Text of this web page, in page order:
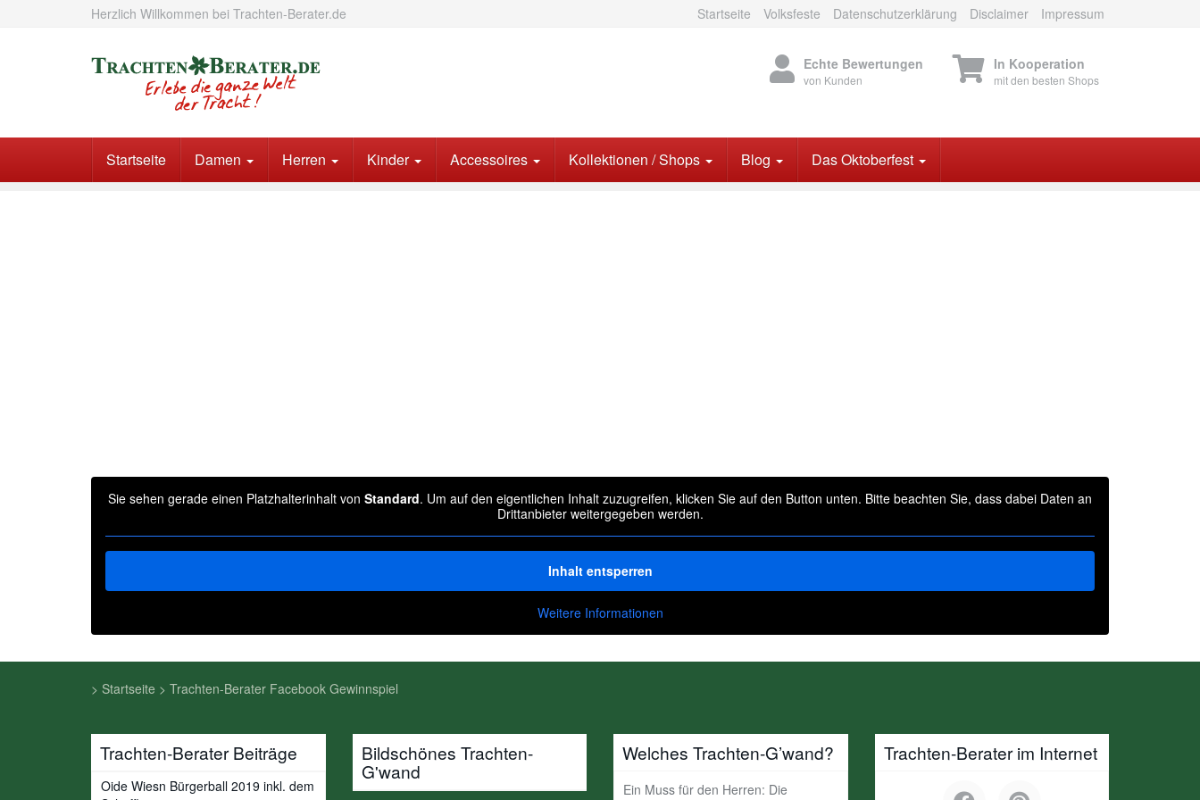
Herzlich Willkommen bei Trachten-Berater.de Startseite Volksfeste Datenschutzerklärung Disclaimer Impressum
Echte Bewertungen
von Kunden
In Kooperation
mit den besten Shops
Startseite Damen Herren Kinder Accessoires Kollektionen / Shops Blog Das Oktoberfest
Sie sehen gerade einen Platzhalterinhalt von Standard. Um auf den eigentlichen Inhalt zuzugreifen, klicken Sie auf den Button unten. Bitte beachten Sie, dass dabei Daten an
Drittanbieter weitergegeben werden.
Inhalt entsperren
Weitere Informationen
> Startseite > Trachten-Berater Facebook Gewinnspiel
Trachten-Berater Beiträge
Oide Wiesn Bürgerball 2019 inkl. dem
Bildschönes Trachten-
G'wand
Welches Trachten-G’wand?
Ein Muss für den Herren: Die
Trachten-Berater im Internet